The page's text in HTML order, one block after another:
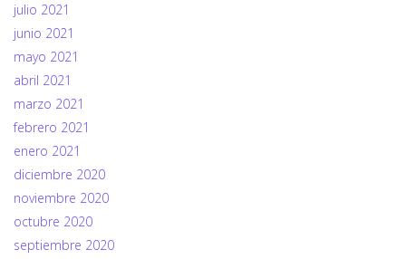
julio 2021
junio 2021
mayo 2021
abril 2021
marzo 2021
febrero 2021
enero 2021
diciembre 2020
noviembre 2020
octubre 2020
septiembre 2020